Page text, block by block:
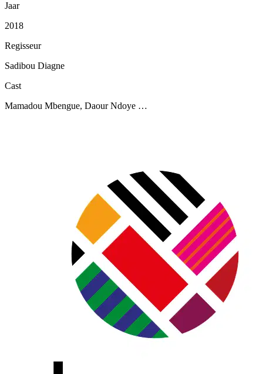
Jaar
2018
Regisseur
Sadibou Diagne
Cast
Mamadou Mbengue, Daour Ndoye …